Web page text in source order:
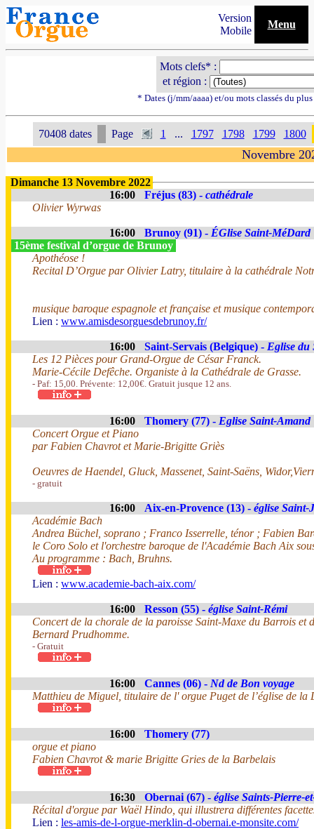
Version
Mobile
Menu
Mots clefs* :
et région :
* Dates (j/mm/aaaa) et/ou mots classés du
70408 dates Page 1 ... 1797 1798 1799 1800
Novembre
Dimanche 13 Novembre 2022
16:00
Fréjus (83) - cathédrale
Olivier Wyrwas
16:00 Brunoy (91) - ÉGlise Saint-MéDard
15ème festival d’orgue de Brunoy
Apothéose !
Recital D’Orgue par Olivier Latry, titulaire à la cathédrale
musique baroque espagnole et française et musique
Lien : www.amisdesorguesdebrunoy.fr/
16:00 Saint-Servais (Belgique) - Eglise du
Les 12 Pièces pour Grand-Orgue de César Franck.
Marie-Cécile Defêche. Organiste à la Cathédrale de Grasse.
- Paf: 15,00. Prévente: 12,00€. Gratuit jusque 12 ans.
16:00 Thomery (77) - Eglise Saint-Amand
Concert Orgue et Piano
par Fabien Chavrot et Marie-Brigitte Griès
Oeuvres de Haendel, Gluck, Massenet, Saint-Saëns,
- gratuit
16:00 Aix-en-Provence (13) - église Saint-
Académie Bach
Andrea Büchel, soprano ; Franco Isserrelle, ténor ; Fabien
le Coro Solo et l'orchestre baroque de l'Académie Bach Aix
Au programme : Bach, Bruhns.
Lien : www.academie-bach-aix.com/
16:00 Resson (55) - église Saint-Rémi
Concert de la chorale de la paroisse Saint-Maxe du Barrois et
Bernard Prudhomme.
- Gratuit
16:00 Cannes (06) - Nd de Bon voyage
Matthieu de Miguel, titulaire de l' orgue Puget de l’église de la
16:00
Thomery (77)
orgue et piano
Fabien Chavrot & marie Brigitte Gries de la Barbelais
16:30 Obernai (67) - église Saints-Pierre-
Récital d'orgue par Waël Hindo, qui illustrera différentes
Lien : les-amis-de-l-orgue-merklin-d-obernai.e-monsite.com/